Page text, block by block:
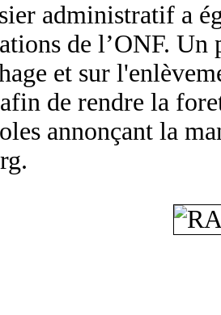
administratif a
de l’ONF. Un
et sur
de rendre la
annonçant la